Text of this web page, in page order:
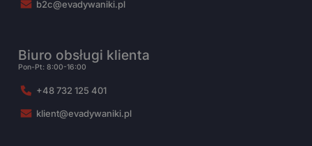
b2c@evadywaniki.pl
Biuro obsługi klienta
Pon-Pt: 8:00-16:00
+48 732 125 401
klient@evadywaniki.pl